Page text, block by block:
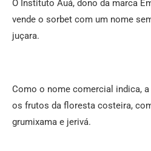
O Instituto Auá, dono da marca
vende o sorbet com um nome
juçara.
Como o nome comercial indica,
os frutos da floresta costeira,
grumixama e jerivá.